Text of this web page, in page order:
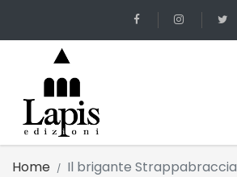
Home Il brigante Strappabraccia